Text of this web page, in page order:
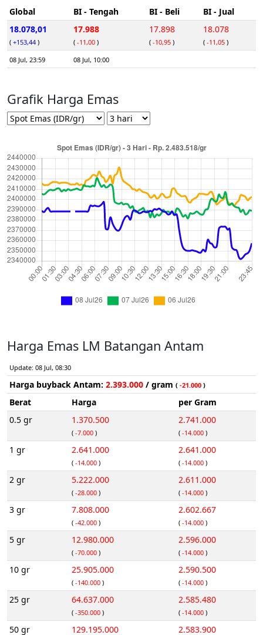
Global BI - Tengah BI - Beli
BI - Jual
18.078,01
( +153,44 )
17.988
( -11,00 )
17.898
( -10,95 )
18.078
( -11,05 )
08 Jul, 23:59
08 Jul, 10:00
Grafik Harga Emas
Harga Emas LM Batangan Antam
Update: 08 Jul, 08:30
Harga buyback Antam: 2.393.000 / gram ( -21.000 )
Berat Harga
per Gram
0.5 gr
1.370.500
( -7.000 )
2.741.000
( -14.000 )
1 gr 2.641.000
( -14.000 )
2.641.000
( -14.000 )
2 gr 5.222.000
( -28.000 )
2.611.000
( -14.000 )
3 gr 7.808.000
( -42.000 )
2.602.667
( -14.000 )
5 gr 12.980.000
( -70.000 )
2.596.000
( -14.000 )
10 gr 25.905.000
( -140.000 )
2.590.500
( -14.000 )
25 gr 64.637.000
( -350.000 )
2.585.480
( -14.000 )
50 gr 129.195.000 2.583.900